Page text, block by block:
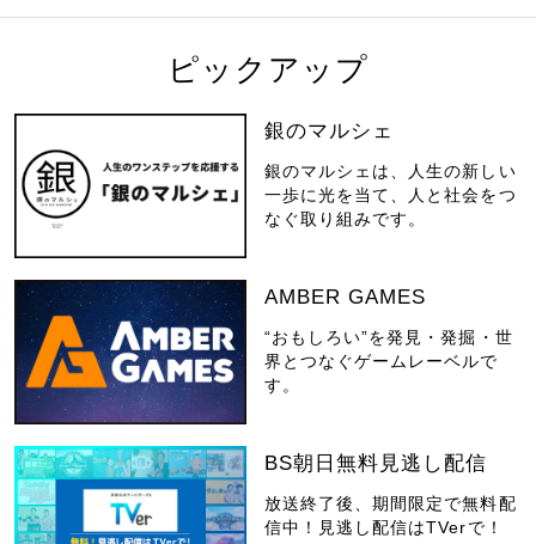
ピックアップ
銀のマルシェ
銀のマルシェは、人生の新しい
一歩に光を当て、人と社会をつ
なぐ取り組みです。
AMBER GAMES
“おもしろい”を発見・発掘・世
界とつなぐゲームレーベルで
す。
BS朝日無料見逃し配信
放送終了後、期間限定で無料配
信中！見逃し配信はTVerで！